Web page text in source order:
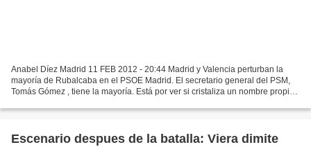
Anabel Díez Madrid 11 FEB 2012 - 20:44 Madrid y Valencia perturban la
mayoría de Rubalcaba en el PSOE Madrid. El secretario general del PSM,
Tomás Gómez , tiene la mayoría. Está por ver si cristaliza un nombre propio
Escenario despues de la batalla: Viera dimite